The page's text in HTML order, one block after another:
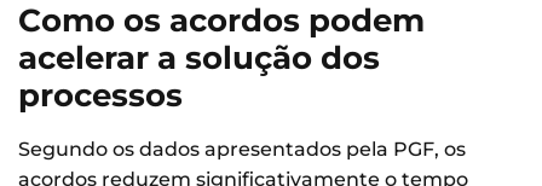
Como os acordos podem
acelerar a solução dos
processos
Segundo os dados apresentados pela PGF, os
acordos reduzem significativamente o tempo